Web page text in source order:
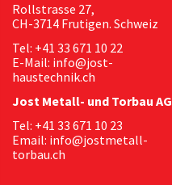
Rollstrasse 27,
CH-3714 Frutigen. Schweiz
Tel: +41 33 671 10 22
E-Mail: info@jost-
haustechnik.ch
Jost Metall- und Torbau AG
Tel: +41 33 671 10 23
Email: info@jostmetall-
torbau.ch